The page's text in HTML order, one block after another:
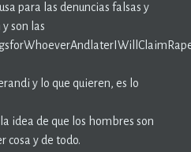
para las denuncias falsas y
son las
y lo que quieren, es lo
idea de que los hombres son
cosa y de todo.